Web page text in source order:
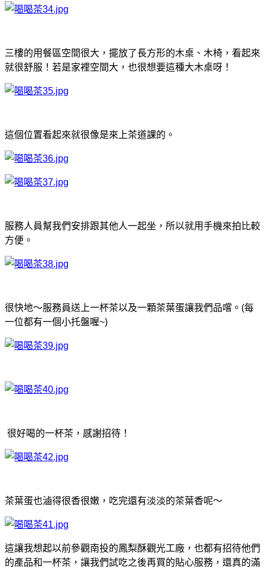
三樓的用餐區空間很大，擺放了長方形的木桌、木椅，看起來
就很舒服！若是家裡空間大，也很想要這種大木桌呀！
這個位置看起來就很像是來上茶道課的。
服務人員幫我們安排跟其他人一起坐，所以就用手機來拍比較
方便。
很快地～服務員送上一杯茶以及一顆茶葉蛋讓我們品嚐。(每
一位都有一個小托盤喔~)
很好喝的一杯茶，感謝招待！
茶葉蛋也滷得很香很嫩，吃完還有淡淡的茶葉香呢～
這讓我想起以前參觀南投的鳳梨酥觀光工廠，也都有招待他們
的產品和一杯茶，讓我們試吃之後再買的貼心服務，還真的滿